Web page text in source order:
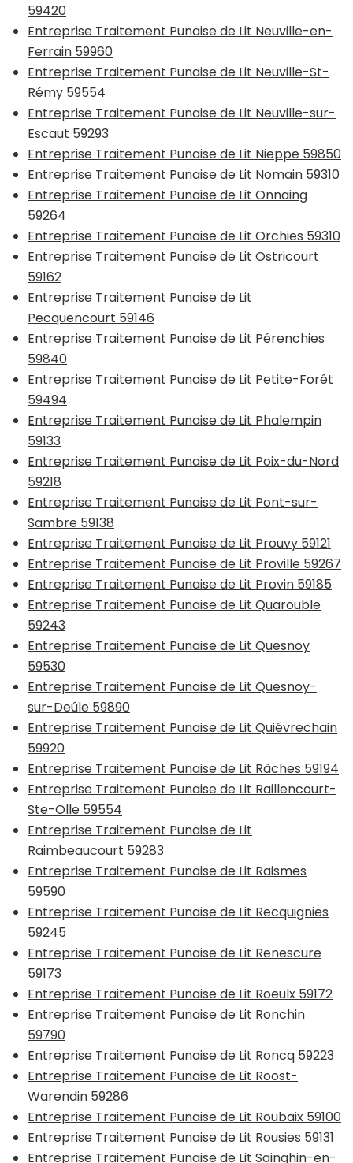
59420
Entreprise Traitement Punaise de Lit Neuville-en-
Ferrain 59960
Entreprise Traitement Punaise de Lit Neuville-St-
Rémy 59554
Entreprise Traitement Punaise de Lit Neuville-sur-
Escaut 59293
Entreprise Traitement Punaise de Lit Nieppe 59850
Entreprise Traitement Punaise de Lit Nomain 59310
Entreprise Traitement Punaise de Lit Onnaing
59264
Entreprise Traitement Punaise de Lit Orchies 59310
Entreprise Traitement Punaise de Lit Ostricourt
59162
Entreprise Traitement Punaise de Lit
Pecquencourt 59146
Entreprise Traitement Punaise de Lit Pérenchies
59840
Entreprise Traitement Punaise de Lit Petite-Forêt
59494
Entreprise Traitement Punaise de Lit Phalempin
59133
Entreprise Traitement Punaise de Lit Poix-du-Nord
59218
Entreprise Traitement Punaise de Lit Pont-sur-
Sambre 59138
Entreprise Traitement Punaise de Lit Prouvy 59121
Entreprise Traitement Punaise de Lit Proville 59267
Entreprise Traitement Punaise de Lit Provin 59185
Entreprise Traitement Punaise de Lit Quarouble
59243
Entreprise Traitement Punaise de Lit Quesnoy
59530
Entreprise Traitement Punaise de Lit Quesnoy-
sur-Deûle 59890
Entreprise Traitement Punaise de Lit Quiévrechain
59920
Entreprise Traitement Punaise de Lit Râches 59194
Entreprise Traitement Punaise de Lit Raillencourt-
Ste-Olle 59554
Entreprise Traitement Punaise de Lit
Raimbeaucourt 59283
Entreprise Traitement Punaise de Lit Raismes
59590
Entreprise Traitement Punaise de Lit Recquignies
59245
Entreprise Traitement Punaise de Lit Renescure
59173
Entreprise Traitement Punaise de Lit Roeulx 59172
Entreprise Traitement Punaise de Lit Ronchin
59790
Entreprise Traitement Punaise de Lit Roncq 59223
Entreprise Traitement Punaise de Lit Roost-
Warendin 59286
Entreprise Traitement Punaise de Lit Roubaix 59100
Entreprise Traitement Punaise de Lit Rousies 59131
Entreprise Traitement Punaise de Lit Sainghin-en-